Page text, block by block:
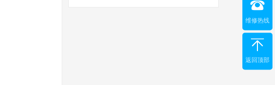
维修热线
返回顶部